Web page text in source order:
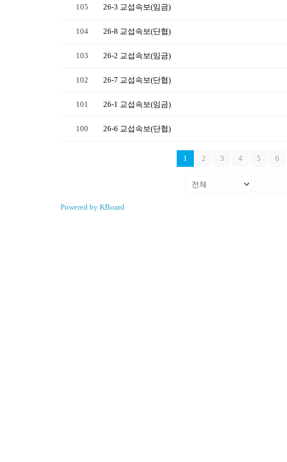
105 26-3 교섭속보(임금)
104 26-8 교섭속보(단협)
103 26-2 교섭속보(임금)
102 26-7 교섭속보(단협)
101 26-1 교섭속보(임금)
100 26-6 교섭속보(단협)
1 2 3 4 5 6
Powered by KBoard